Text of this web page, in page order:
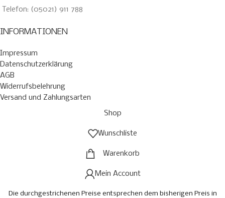
Telefon: (05021) 911 788
INFORMATIONEN
Impressum
Datenschutzerklärung
AGB
Widerrufsbelehrung
Versand und Zahlungsarten
Shop
Wunschliste
Warenkorb
Mein Account
Die durchgestrichenen Preise entsprechen dem bisherigen Preis in